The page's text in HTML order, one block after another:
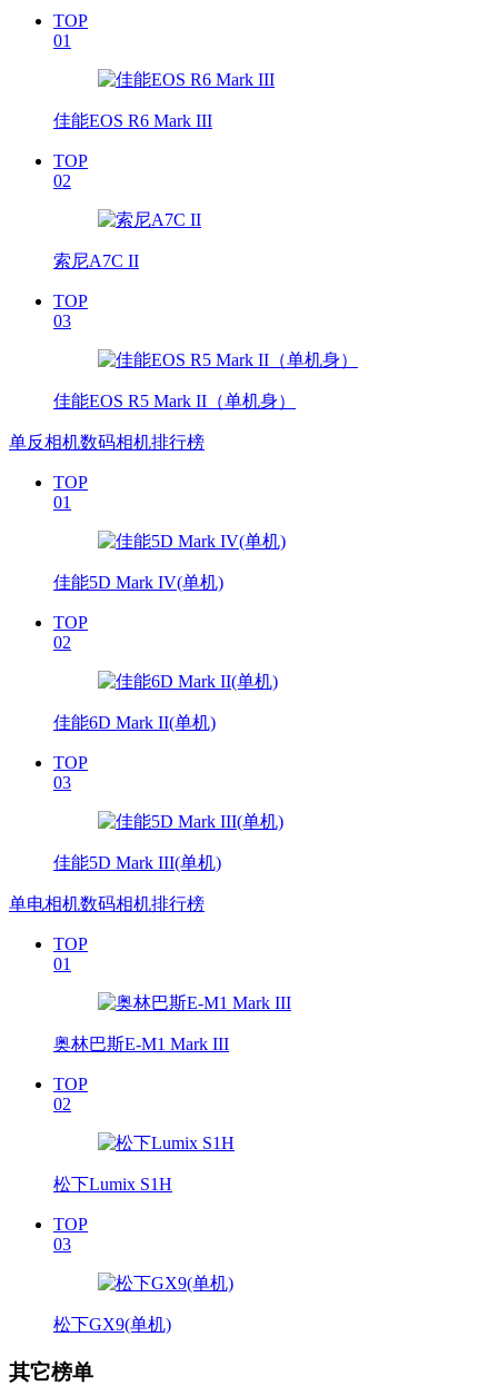
TOP
01
佳能EOS R6 Mark III
TOP
02
索尼A7C II
TOP
03
佳能EOS R5 Mark II（单机身）
单反相机数码相机排行榜
TOP
01
佳能5D Mark IV(单机)
TOP
02
佳能6D Mark II(单机)
TOP
03
佳能5D Mark III(单机)
单电相机数码相机排行榜
TOP
01
奥林巴斯E-M1 Mark III
TOP
02
松下Lumix S1H
TOP
03
松下GX9(单机)
其它榜单